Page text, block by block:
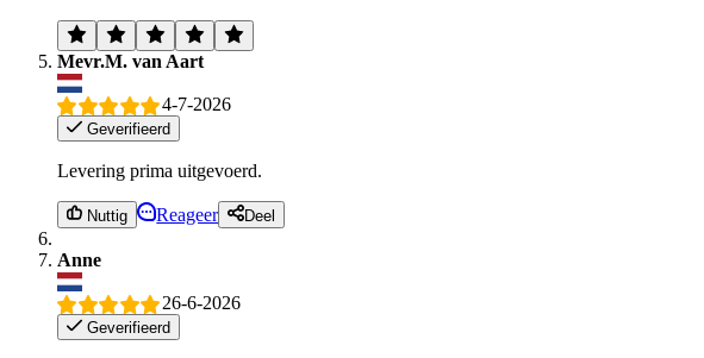
Mevr.M. van Aart
4-7-2026
Geverifieerd
Levering prima uitgevoerd.
Nuttig Reageer Deel
Anne
26-6-2026
Geverifieerd